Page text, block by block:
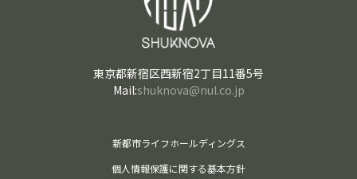
東京都新宿区西新宿2丁目11番5号
Mail:shuknova@nul.co.jp
新都市ライフホールディングス
個人情報保護に関する基本方針